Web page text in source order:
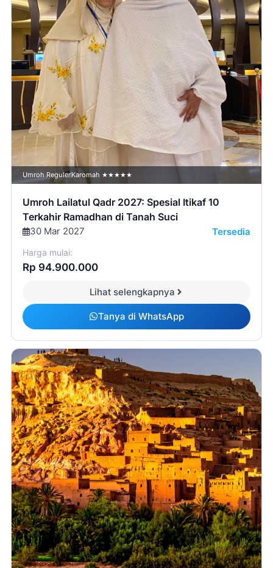
Umroh RegulerKaromah ★★★★★
Umroh Lailatul Qadr 2027: Spesial Itikaf 10
Terkahir Ramadhan di Tanah Suci
30 Mar 2027 Tersedia
Harga mulai:
Rp 94.900.000
Lihat selengkapnya
Tanya di WhatsApp